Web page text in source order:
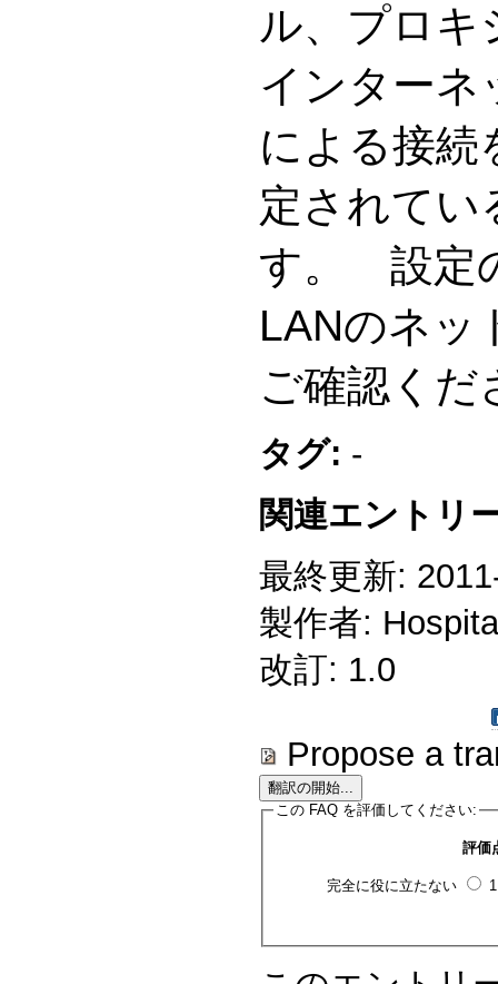
ル、プロキ
インターネ
による接続
定されてい
す。 設定
LANのネッ
ご確認くだ
タグ: -
関連エントリ
最終更新:
製作者:
改訂: 1.0
Propose a
この FAQ を評価してください:
評価
完全に役に立たない